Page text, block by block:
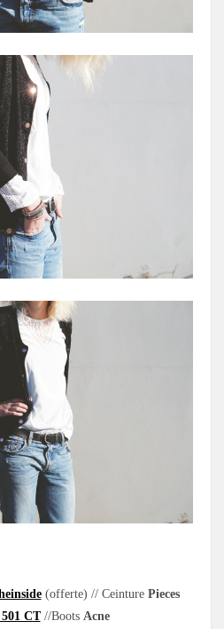
(offerte) // Ceinture Pieces
501 CT//Boots Acne